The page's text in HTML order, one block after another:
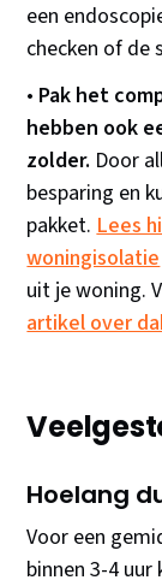
een
checken of de
• Pak het
hebben ook
zolder. Door
besparing en
pakket.Lees
woningisolatie
uit je woning.
artikel over
Hoelang
Voor een
binnen 3-4